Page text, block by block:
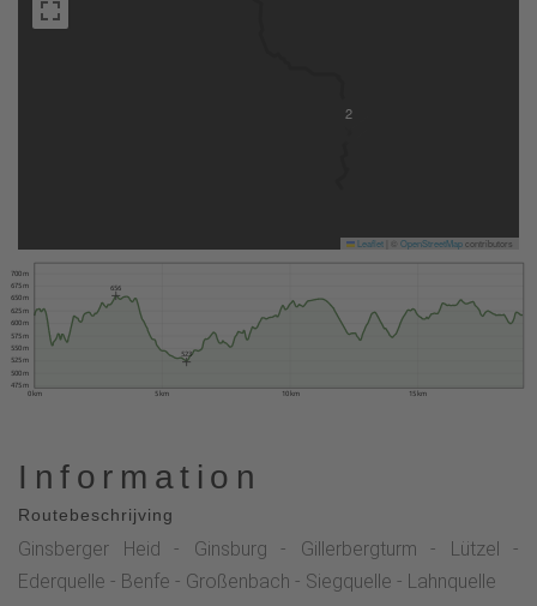
2
Leaflet OpenStreetMapcontributors
0 km 5 km 10 km 15 km
475 m
500 m
525 m
550 m
575 m
600 m
625 m
650 m
675 m
700 m
523
656
Information
Routebeschrijving
Ginsberger Heid - Ginsburg - Gillerbergturm - Lützel -
Ederquelle - Benfe - Großenbach - Siegquelle - Lahnquelle